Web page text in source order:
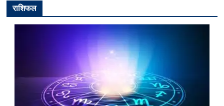
राशिफल